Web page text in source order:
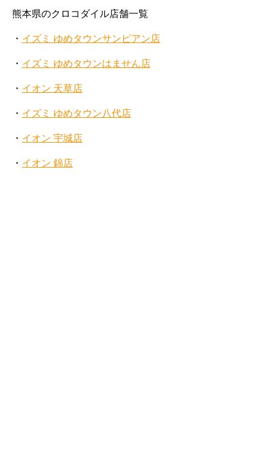
熊本県のクロコダイル店舗一覧
・ イズミ ゆめタウンサンピアン店
・ イズミ ゆめタウンはません店
・ イオン 天草店
・ イズミ ゆめタウン八代店
・ イオン 宇城店
・ イオン 錦店